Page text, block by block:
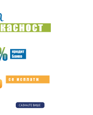
da se desi da na izborima
velikanima: U Trabzon
nikako nije trebalo pred
Beograda: Komšije otkrile